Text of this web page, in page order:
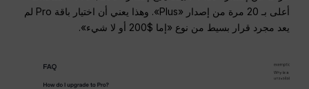
أعلى بـ 20 مرة من إصدار «Plus». وهذا يعني أن اختيار باقة Pro لم
يعد مجرد قرار بسيط من نوع «إما $200 أو لا شيء».